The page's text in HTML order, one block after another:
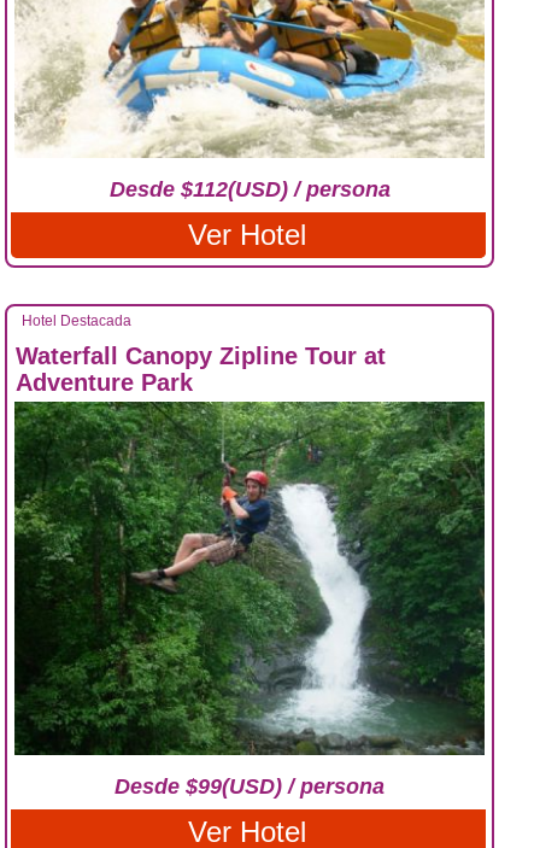
Desde $112(USD) / persona
Ver Hotel
Hotel Destacada
Waterfall Canopy Zipline Tour at
Adventure Park
Desde $99(USD) / persona
Ver Hotel